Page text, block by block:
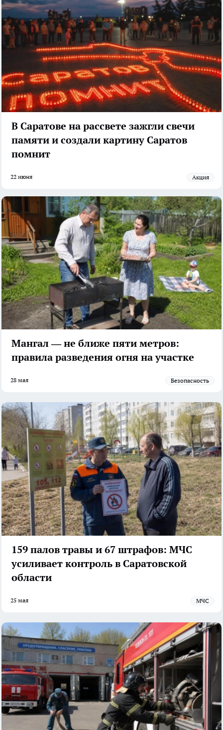
В Саратове на рассвете зажгли свечи
памяти и создали картину Саратов
помнит
22 июня акция
Мангал — не ближе пяти метров:
правила разведения огня на участке
28 мая Безопасность
159 палов травы и 67 штрафов: МЧС
усиливает контроль в Саратовской
области
25 мая МЧС